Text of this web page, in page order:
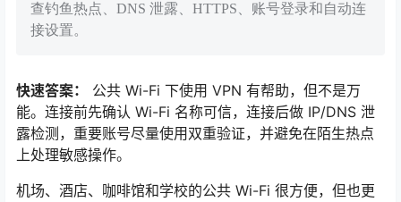
查钓鱼热点、DNS 泄露、HTTPS、账号登录和自动连
接设置。
快速答案：
公共 Wi-Fi 下使用 VPN 有帮助，但不是万
能。连接前先确认 Wi-Fi 名称可信，连接后做 IP/DNS 泄
露检测，重要账号尽量使用双重验证，并避免在陌生热点
上处理敏感操作。
机场、酒店、咖啡馆和学校的公共 Wi-Fi 很方便，但也更